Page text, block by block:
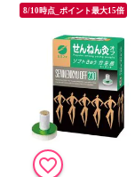
8/10時点_ポイント最大15倍